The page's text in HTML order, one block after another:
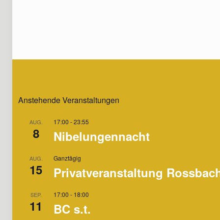
Anstehende Veranstaltungen
AUG.
8
17:00 -23:55
Nibelungennacht
AUG.
15
Ganztägig
Privatveranstaltung
SEP.
11
17:00 - 18:00
BC s.t.